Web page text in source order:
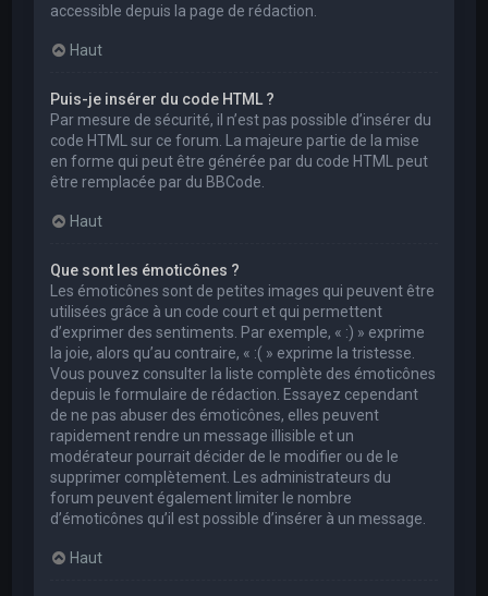
accessible depuis la page de rédaction.
Haut
Puis-je insérer du code HTML ?
Par mesure de sécurité, il n’est pas possible d’insérer du
code HTML sur ce forum. La majeure partie de la mise
en forme qui peut être générée par du code HTML peut
être remplacée par du BBCode.
Haut
Que sont les émoticônes ?
Les émoticônes sont de petites images qui peuvent être
utilisées grâce à un code court et qui permettent
d’exprimer des sentiments. Par exemple, « :) » exprime
la joie, alors qu’au contraire, « :( » exprime la tristesse.
Vous pouvez consulter la liste complète des émoticônes
depuis le formulaire de rédaction. Essayez cependant
de ne pas abuser des émoticônes, elles peuvent
rapidement rendre un message illisible et un
modérateur pourrait décider de le modifier ou de le
supprimer complètement. Les administrateurs du
forum peuvent également limiter le nombre
d’émoticônes qu’il est possible d’insérer à un message.
Haut